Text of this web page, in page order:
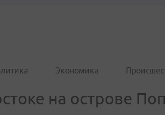
Экономика
на острове